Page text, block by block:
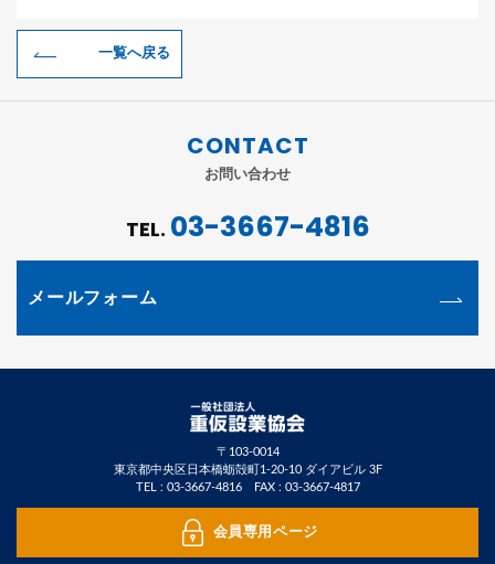
一覧へ戻る
CONTACT
お問い合わせ
TEL. 03-3667-4816
メールフォーム
〒103-0014
東京都中央区日本橋蛎殻町1-20-10 ダイアビル 3F
TEL : 03-3667-4816FAX : 03-3667-4817
会員専用ページ